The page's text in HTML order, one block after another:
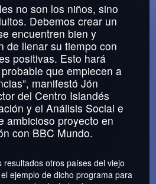
no son los niños, sino
Debemos crear un
encuentren bien y
de llenar su tiempo con
positivas. Esto hará
que empiecen a
manifestó Jón
del Centro Islandés
y el Análisis Social e
ambicioso proyecto en
con BBC Mundo.
otros países del viejo
ejemplo de dicho programa para